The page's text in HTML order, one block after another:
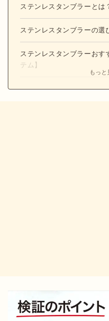
ステンレスタンブラーとは
ステンレスタンブラーの選
ステンレスタンブラーおす
テム】
もっと